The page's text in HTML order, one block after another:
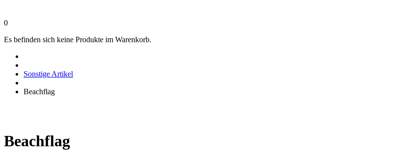
0
Es befinden sich keine Produkte im Warenkorb.
Sonstige Artikel
Beachflag
Beachflag